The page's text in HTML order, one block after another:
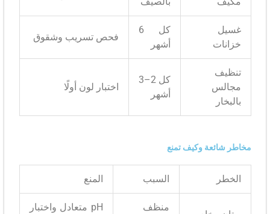
أشهر
فحص تسريب وشقوق
أشهر
اختبار لون أولًا
وكيف تمنع
السبب المنع
pH متعادل واختبار